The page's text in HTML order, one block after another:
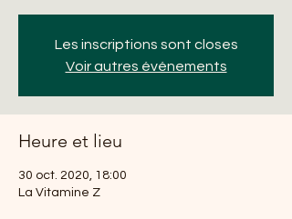
Les inscriptions sont closes
Voir autres événements
Heure et lieu
30 oct. 2020, 18:00
La Vitamine Z